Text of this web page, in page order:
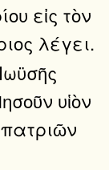
εἰς τὸν
λέγει.
υἱὸν